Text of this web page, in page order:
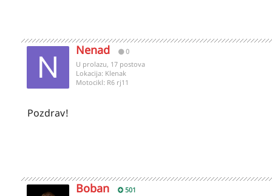
Nenad 0
U prolazu, 17 postova
Lokacija: Klenak
Motocikl: R6 rj11
Pozdrav!
Boban 501